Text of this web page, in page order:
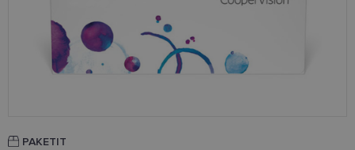
PAKETIT